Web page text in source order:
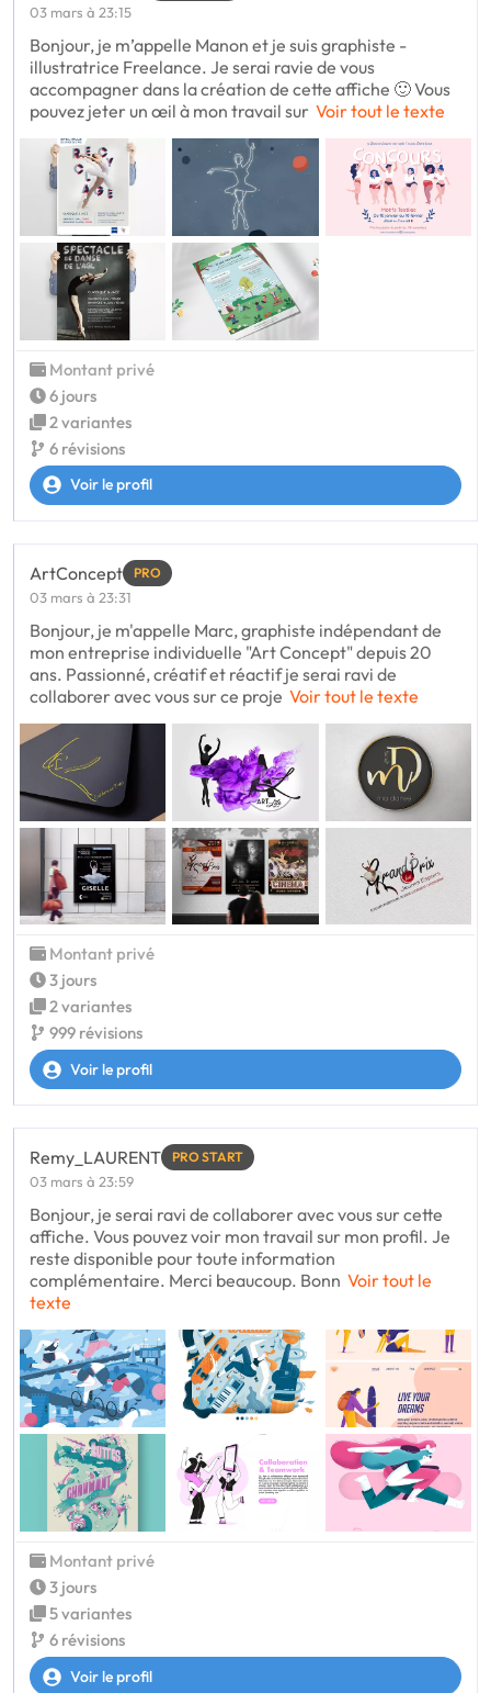
03 mars à 23:15
Bonjour, je m’appelle Manon et je suis graphiste -
illustratrice Freelance. Je serai ravie de vous
accompagner dans la création de cette affiche 🙂 Vous
pouvez jeter un œil à mon travail sur Voir tout le texte
Montant privé
6 jours
2 variantes
6 révisions
Voir le profil
ArtConcept PRO
03 mars à 23:31
Bonjour, je m'appelle Marc, graphiste indépendant de
mon entreprise individuelle "Art Concept" depuis 20
ans. Passionné, créatif et réactif je serai ravi de
collaborer avec vous sur ce proje Voir tout le texte
Montant privé
3 jours
2 variantes
999 révisions
Voir le profil
Remy_LAURENT PRO START
03 mars à 23:59
Bonjour, je serai ravi de collaborer avec vous sur cette
affiche. Vous pouvez voir mon travail sur mon profil. Je
reste disponible pour toute information
complémentaire. Merci beaucoup. Bonn Voir tout le
texte
Montant privé
3 jours
5 variantes
6 révisions
Voir le profil